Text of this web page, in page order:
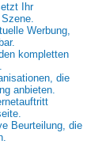
Ihr
Werbung,
kompletten
die
anbieten.
Beurteilung, die